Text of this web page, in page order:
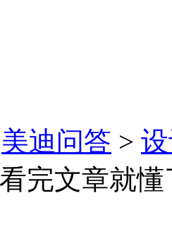
美迪问答 >
完文章就懂